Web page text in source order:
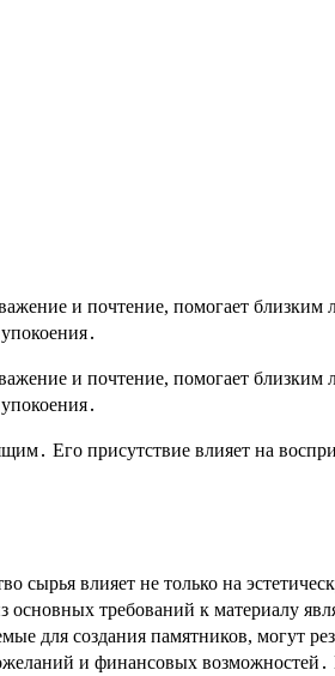
и почтение, помогает близким
и почтение, помогает близким
Его присутствие влияет на
влияет не только на
требований к материалу
для создания памятников, могут
и финансовых